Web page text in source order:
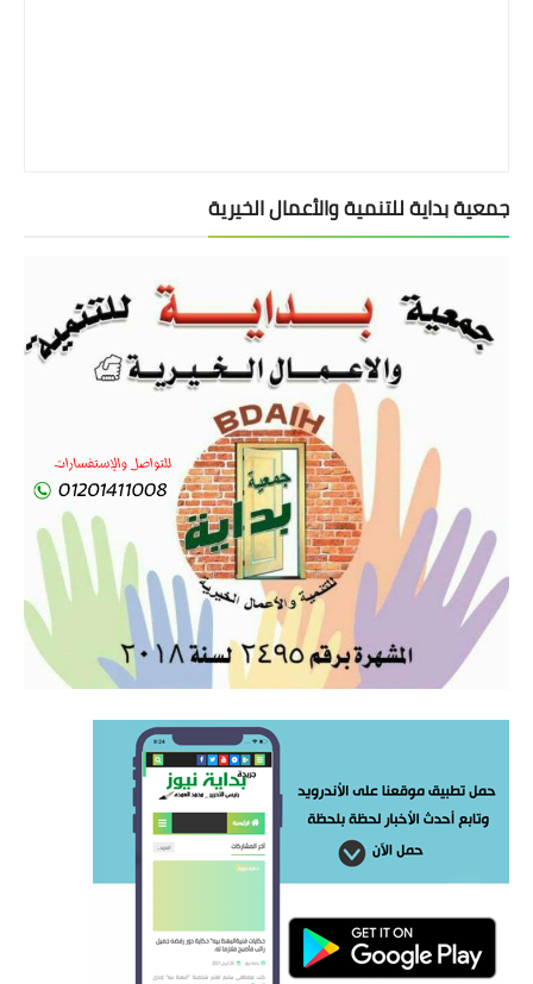
جمعية بداية للتنمية والأعمال الخيرية